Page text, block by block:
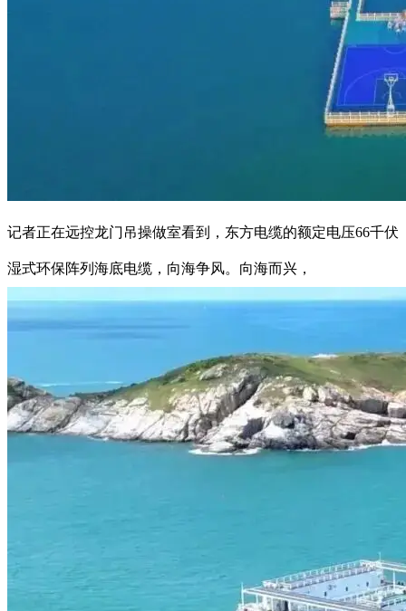
记者正在远控龙门吊操做室看到，东方电缆的额定电压66千伏
湿式环保阵列海底电缆，向海争风。向海而兴，